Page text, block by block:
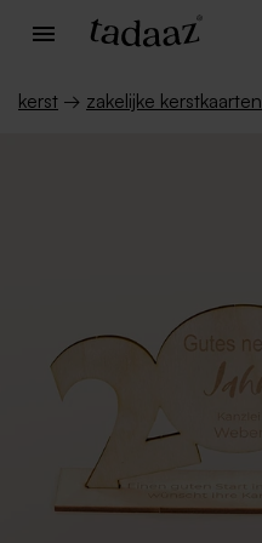
kerst → zakelijke kerstkaarten